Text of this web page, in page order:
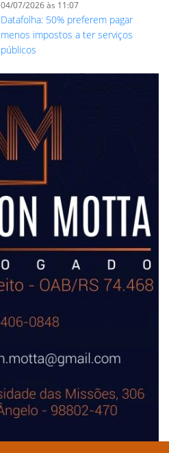
04/07/2026 às 11:07
Datafolha: 50% preferem pagar
menos impostos a ter serviços
públicos